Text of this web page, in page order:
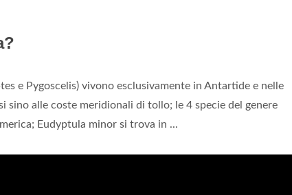
e Pygoscelis) vivono esclusivamente in Antartide e nelle
alle coste meridionali di tollo; le 4 specie del genere
Eudyptula minor si trova in ...